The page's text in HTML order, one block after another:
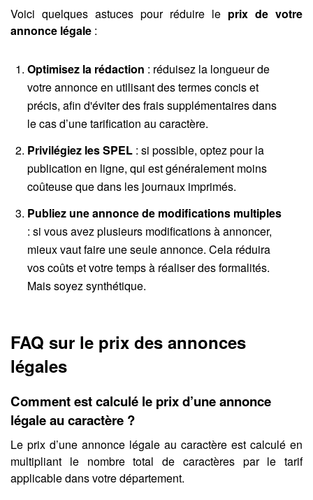
Voici quelques astuces pour réduire le prix de votre
annonce légale :
Optimisez la rédaction : réduisez la longueur de
votre annonce en utilisant des termes concis et
précis, afin d'éviter des frais supplémentaires dans
le cas d’une tarification au caractère.
Privilégiez les SPEL : si possible, optez pour la
publication en ligne, qui est généralement moins
coûteuse que dans les journaux imprimés.
Publiez une annonce de modifications multiples
: si vous avez plusieurs modifications à annoncer,
mieux vaut faire une seule annonce. Cela réduira
vos coûts et votre temps à réaliser des formalités.
Mais soyez synthétique.
FAQ sur le prix des annonces
légales
Comment est calculé le prix d’une annonce
légale au caractère ?
Le prix d’une annonce légale au caractère est calculé en
multipliant le nombre total de caractères par le tarif
applicable dans votre département.